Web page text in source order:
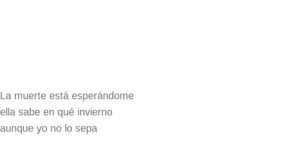
La muerte está esperándome
ella sabe en qué invierno
aunque yo no lo sepa